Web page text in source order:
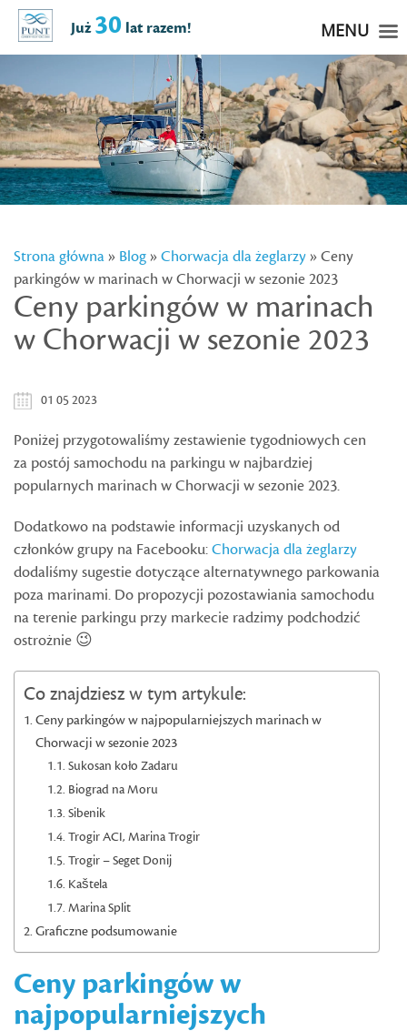
Strona główna» Blog»Chorwacja dla żeglarzy» Ceny
parkingów w marinach w Chorwacji w sezonie 2023
Ceny parkingów w marinach
w Chorwacji w sezonie 2023
01 05 2023
Poniżej przygotowaliśmy zestawienie tygodniowych cen
za postój samochodu na parkingu w najbardziej
popularnych marinach w Chorwacji w sezonie 2023.
Dodatkowo na podstawie informacji uzyskanych od
członków grupy na Facebooku:Chorwacja dla żeglarzy
dodaliśmy sugestie dotyczące alternatywnego parkowania
poza marinami. Do propozycji pozostawiania samochodu
na terenie parkingu przy markecie radzimy podchodzić
ostrożnie 😉
Co znajdziesz w tym artykule:
Ceny parkingów w najpopularniejszych marinach w
Chorwacji w sezonie 2023
Sukosan koło Zadaru
Biograd na Moru
Sibenik
Trogir ACI, Marina Trogir
Trogir – Seget Donij
Kaštela
Marina Split
Graficzne podsumowanie
Ceny parkingów w
najpopularniejszych
Już30 lat razem! MENU